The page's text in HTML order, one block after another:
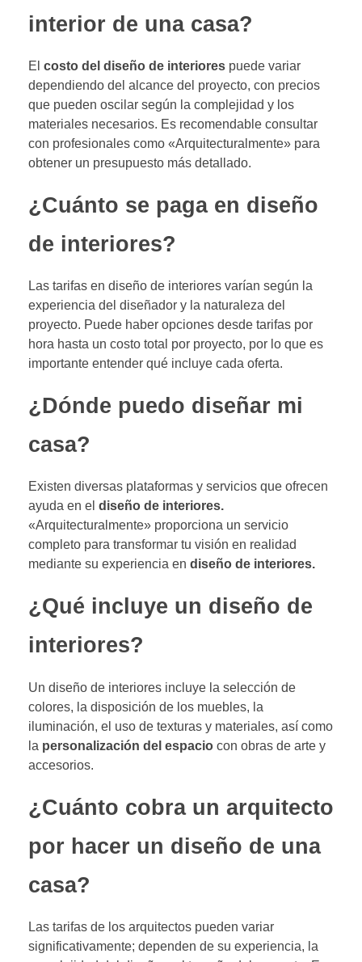
interior de una casa?
El costo del diseño de interiores puede variar
dependiendo del alcance del proyecto, con precios
que pueden oscilar según la complejidad y los
materiales necesarios. Es recomendable consultar
con profesionales como «Arquitecturalmente» para
obtener un presupuesto más detallado.
¿Cuánto se paga en diseño
de interiores?
Las tarifas en diseño de interiores varían según la
experiencia del diseñador y la naturaleza del
proyecto. Puede haber opciones desde tarifas por
hora hasta un costo total por proyecto, por lo que es
importante entender qué incluye cada oferta.
¿Dónde puedo diseñar mi
casa?
Existen diversas plataformas y servicios que ofrecen
ayuda en el diseño de interiores.
«Arquitecturalmente» proporciona un servicio
completo para transformar tu visión en realidad
mediante su experiencia en diseño de interiores.
¿Qué incluye un diseño de
interiores?
Un diseño de interiores incluye la selección de
colores, la disposición de los muebles, la
iluminación, el uso de texturas y materiales, así como
la personalización del espacio con obras de arte y
accesorios.
¿Cuánto cobra un arquitecto
por hacer un diseño de una
casa?
Las tarifas de los arquitectos pueden variar
significativamente; dependen de su experiencia, la